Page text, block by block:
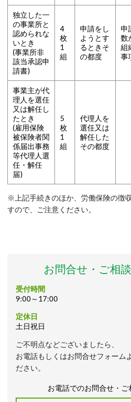
独立した一
の事業所と
認められな
いとき
(事業所非
該当承認申
請書)
4
枚
1
組
申請をし
ようとす
るときそ
の都度
申
数
組
事
事業主が代
理人を選任
又は解任し
たとき
(雇用保険
被保険者関
係届出事務
等代理人選
任・解任
届)
5
枚
1
組
代理人を
選任又は
解任した
その都度
※上記手続きのほか、労働保険の徴
すので、ご注意ください。
お問合せ・ご相
受付時間
9:00～17:00
定休日
土日祝日
ご不明点などございましたら、
お電話もしくはお問合せフォーム
ださい。
お電話でのお問合せ・ご